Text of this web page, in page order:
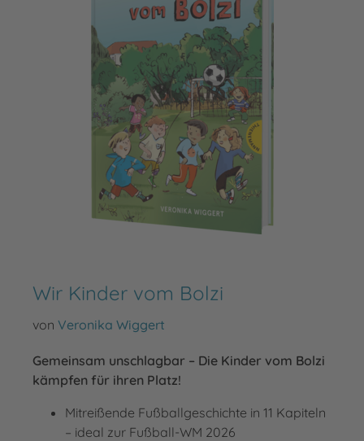
Wir Kinder vom Bolzi
von Veronika Wiggert
Gemeinsam unschlagbar – Die Kinder vom Bolzi
kämpfen für ihren Platz!
Mitreißende Fußballgeschichte in 11 Kapiteln
– ideal zur Fußball-WM 2026